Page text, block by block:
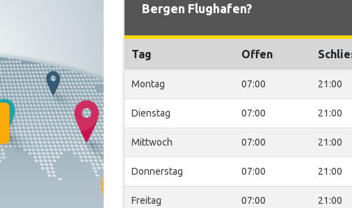
Bergen Flughafen?
Tag Offen
Montag 07:00 21:00
Dienstag 07:00 21:00
Mittwoch 07:00 21:00
Donnerstag 07:00 21:00
Freitag 07:00 21:00